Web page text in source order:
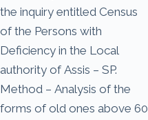
the inquiry entitled Census
of the Persons with
Deficiency in the Local
authority of Assis – SP.
Method – Analysis of the
forms of old ones above 60